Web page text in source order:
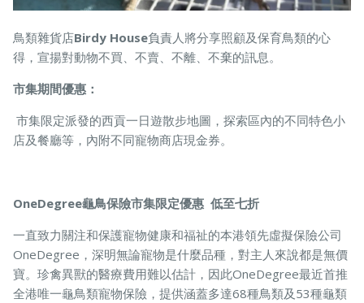
鳥類雜貨店Birdy House負責人將分享照顧及保育鳥類的心
得，宣揚對動物不買、不賣、不離、不棄的訊息。
市集期間優惠：
市集限定派發的西貢一日遊散步地圖，探索區內的不同特色小
店及餐廳等，內附不同寵物商店現金券。
OneDegree龜鳥保險市集限定優惠 低至七折
一直致力關注和保護寵物健康和福祉的本港領先虛擬保險公司
OneDegree，深明無論寵物是什麼品種，對主人來說都是無價
寶。珍禽異獸的醫療費用難以估計，因此OneDegree最近首推
全港唯一龜鳥類寵物保險，提供涵蓋多達68種鳥類及53種龜類